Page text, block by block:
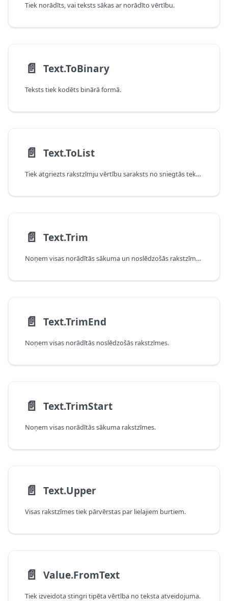
Tiek norādīts, vai teksts sākas ar norādīto vērtību.
📄️ Text.ToBinary
Teksts tiek kodēts binārā formā.
📄️ Text.ToList
Tiek atgriezts rakstzīmju vērtību saraksts no sniegtās teksta vērtības.
📄️ Text.Trim
Noņem visas norādītās sākuma un noslēdzošās rakstzīmes.
📄️ Text.TrimEnd
Noņem visas norādītās noslēdzošās rakstzīmes.
📄️ Text.TrimStart
Noņem visas norādītās sākuma rakstzīmes.
📄️ Text.Upper
Visas rakstzīmes tiek pārvērstas par lielajiem burtiem.
📄️ Value.FromText
Tiek izveidota stingri tipēta vērtība no teksta atveidojuma.